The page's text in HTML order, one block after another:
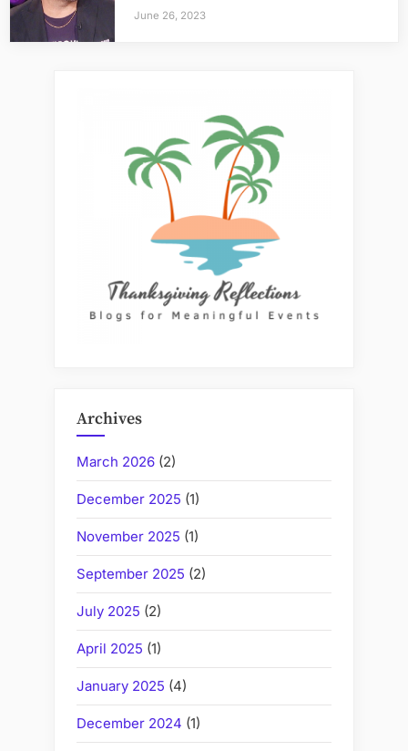
June 26, 2023
Archives
March 2026 (2)
December 2025 (1)
November 2025 (1)
September 2025 (2)
July 2025 (2)
April 2025 (1)
January 2025 (4)
December 2024 (1)